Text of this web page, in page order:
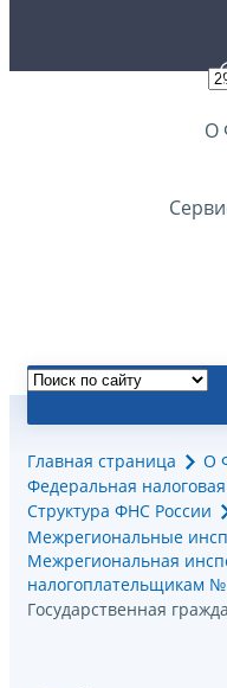
О
Главная страница
О
Федеральная
Структура ФНС России
Межрегиональные
Межрегиональная
налогоплательщикам
Государственная